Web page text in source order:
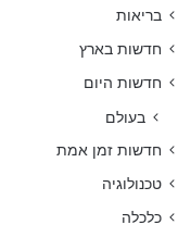
בריאות
חדשות בארץ
חדשות היום
בעולם
חדשות זמן אמת
טכנולוגיה
כלכלה